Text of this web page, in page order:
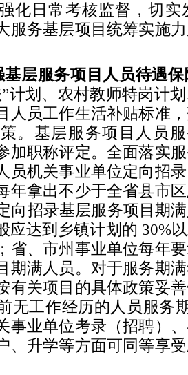
化日常考核监督，切
服务基层项目统筹实施
基层服务项目人员待遇
计划、农村教师特岗计
人员工作生活补贴标准
。基层服务项目人员
加职称评定。全面落实
员机关事业单位定向招
年拿出不少于全省县市
向招录基层服务项目期
应达到乡镇计划的 30%
省、市州事业单位每年
期满人员。对于服务期
有关项目的具体政策妥
无工作经历的人员服务
事业单位考录（招聘）
、升学等方面可同等享